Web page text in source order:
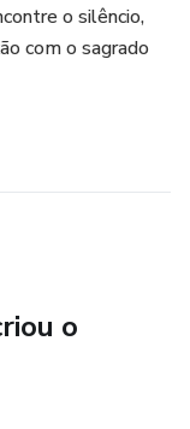
o silêncio,
com o sagrado
o